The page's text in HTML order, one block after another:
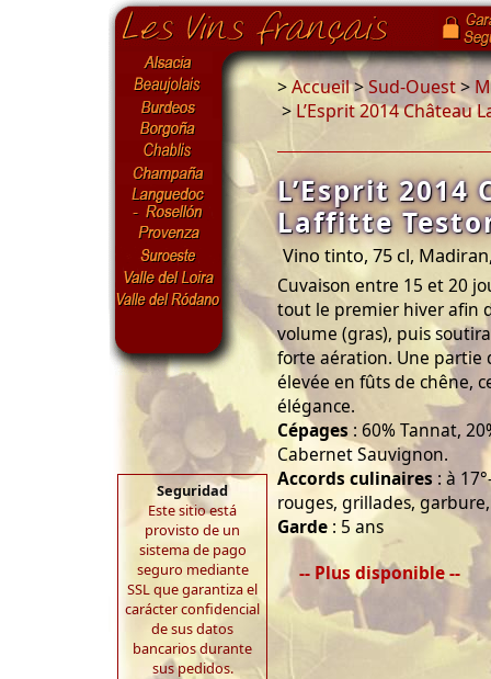
Seguridad
Este sitio está
provisto de un
sistema de pago
seguro mediante
SSL que garantiza el
carácter confidencial
de sus datos
bancarios durante
sus pedidos.
>Accueil>Sud-Ouest>
> L’Esprit 2014 Château
L’Esprit 2014
Laffitte
Vino tinto, 75 cl,
Cuvaison entre 15 et 20
tout le premier hiver afin
volume (gras), puis
forte aération. Une partie
élevée en fûts de chêne,
élégance.
Cépages : 60% Tannat,
Cabernet Sauvignon.
Accords culinaires : à
rouges, grillades,
Garde : 5 ans
-- Plus disponible --